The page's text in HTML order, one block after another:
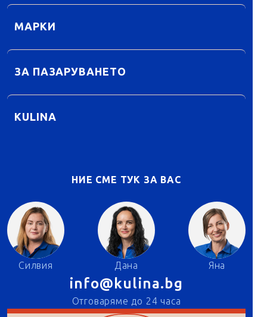
МАРКИ
ЗА ПАЗАРУВАНЕТО
KULINA
НИЕ СМЕ ТУК ЗА ВАС
Силвия Дана Яна
info@kulina.bg
Отговаряме до 24 часа